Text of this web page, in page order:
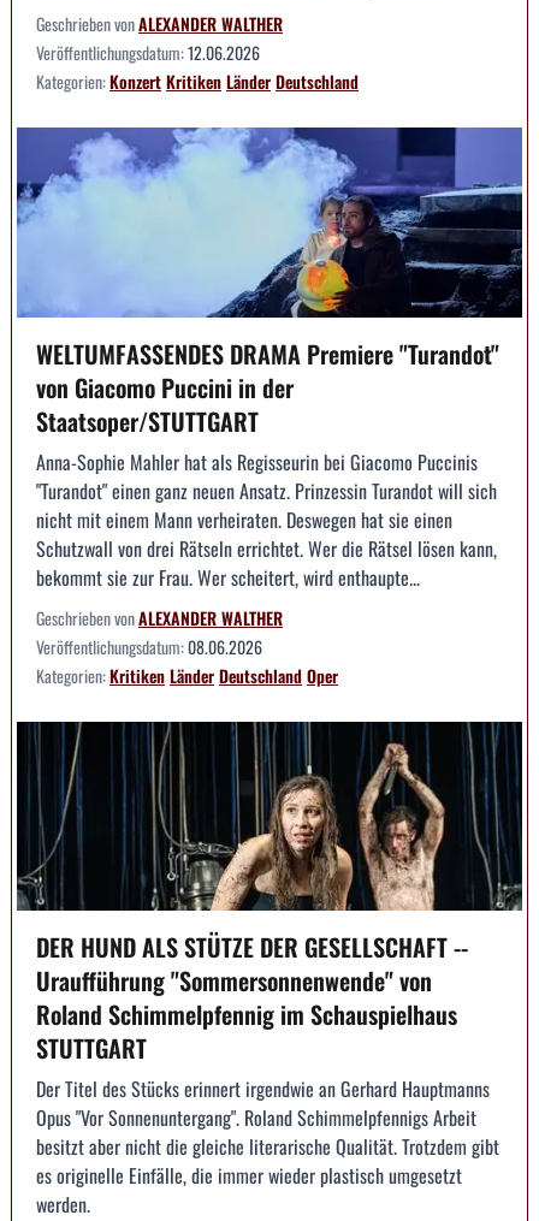
Geschrieben vonALEXANDER WALTHER
Veröffentlichungsdatum:12.06.2026
Kategorien:KonzertKritikenLänderDeutschland
WELTUMFASSENDES DRAMA Premiere "Turandot"
von Giacomo Puccini in der
Staatsoper/STUTTGART
Anna-Sophie Mahler hat als Regisseurin bei Giacomo Puccinis
"Turandot" einen ganz neuen Ansatz. Prinzessin Turandot will sich
nicht mit einem Mann verheiraten. Deswegen hat sie einen
Schutzwall von drei Rätseln errichtet. Wer die Rätsel lösen kann,
bekommt sie zur Frau. Wer scheitert, wird enthaupte...
Geschrieben vonALEXANDER WALTHER
Veröffentlichungsdatum:08.06.2026
Kategorien:KritikenLänderDeutschlandOper
DER HUND ALS STÜTZE DER GESELLSCHAFT --
Uraufführung "Sommersonnenwende" von
Roland Schimmelpfennig im Schauspielhaus
STUTTGART
Der Titel des Stücks erinnert irgendwie an Gerhard Hauptmanns
Opus "Vor Sonnenuntergang". Roland Schimmelpfennigs Arbeit
besitzt aber nicht die gleiche literarische Qualität. Trotzdem gibt
es originelle Einfälle, die immer wieder plastisch umgesetzt
werden.